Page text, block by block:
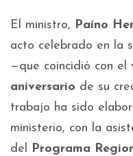
El ministro, Paíno
acto celebrado en la
—que coincidió con el
aniversario de su
trabajo ha sido
ministerio, con la
del Programa